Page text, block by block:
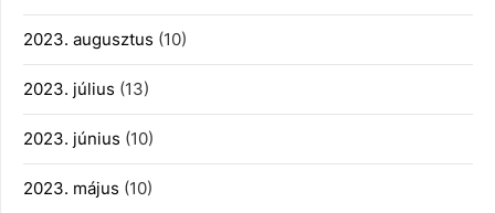
2023. augusztus (10)
2023. július (13)
2023. június (10)
2023. május (10)